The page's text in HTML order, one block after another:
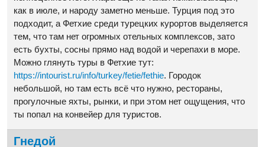
как в июле, и народу заметно меньше. Турция под это
подходит, а Фетхие среди турецких курортов выделяется
тем, что там нет огромных отельных комплексов, зато
есть бухты, сосны прямо над водой и черепахи в море.
Можно глянуть туры в Фетхие тут:
https://intourist.ru/info/turkey/fetie/fethie. Городок
небольшой, но там есть всё что нужно, рестораны,
прогулочные яхты, рынки, и при этом нет ощущения, что
ты попал на конвейер для туристов.
Гнедой